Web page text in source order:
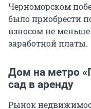
Черноморском
было приобрести
взносом не
заработной платы.
Дом на метро
сад в аренду
Рынок